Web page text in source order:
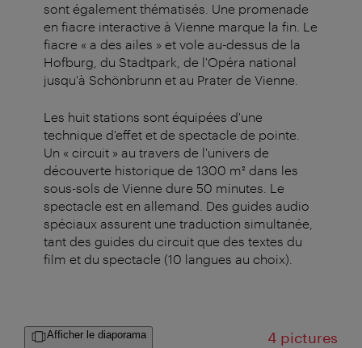
sont également thématisés. Une promenade
en fiacre interactive à Vienne marque la fin. Le
fiacre « a des ailes » et vole au-dessus de la
Hofburg, du Stadtpark, de l'Opéra national
jusqu'à Schönbrunn et au Prater de Vienne.
Les huit stations sont équipées d'une
technique d'effet et de spectacle de pointe.
Un « circuit » au travers de l'univers de
découverte historique de 1300 m² dans les
sous-sols de Vienne dure 50 minutes. Le
spectacle est en allemand. Des guides audio
spéciaux assurent une traduction simultanée,
tant des guides du circuit que des textes du
film et du spectacle (10 langues au choix).
Afficher le diaporama 4 pictures